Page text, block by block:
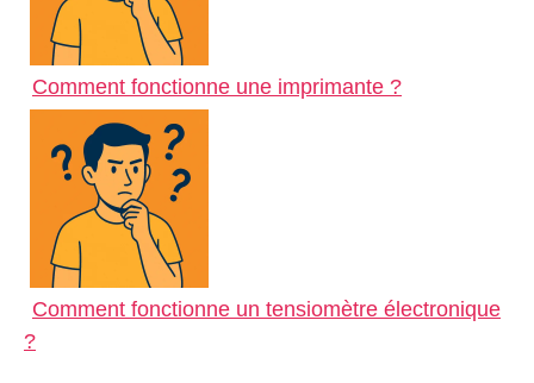
Comment fonctionne une imprimante ?
Comment fonctionne un tensiomètre électronique
?